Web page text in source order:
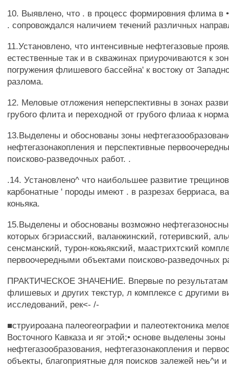
10. Выявлено, что . в процесс формировния флима в
. сопровождался наличием течений различных
11.Установлено, что интенсивные нефтегазовые
естественные так и в скважинах приурочиваются к
погружения флишевого бассейна' к востоку от
разлома.
12. Меловые отложения неперспективны в зонах
грубого флита и переходной от грубого флиаа к
13.Выделены и обоснованы зоны
нефтегазонакопления и перспективные
поисково-разведочных работ. .
.14. Установлено^ что наибольшее развитие
карбонатные ' породы имеют . в разрезах берриаса,
коньяка.
15.Выделены и обоснованы возможно
которых бгэриасский, валанжинский, готеривский,
сенсманский, турон-кокьякский, маастрихтский
первоочередными объектами поисково-разведочных
ПРАКТИЧЕСКОЕ ЗНАЧЕНИЕ. Впервые по результатам
флишевых и других текстур, л комплексе с другими
исследований, рек<- /-
■струироаана палеогеографии и палеотектоника
Восточного Кавказа и яг этой;• основе выделены зоны
нефтегазообразования, нефтегазонакопления и
объекты, благоприятные для поисков залежей неь^и и